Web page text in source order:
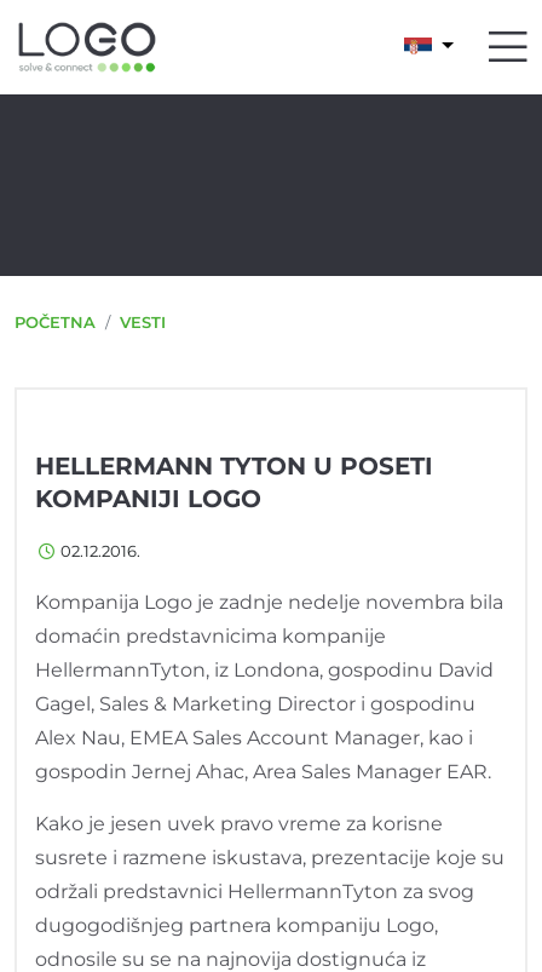
POČETNA VESTI
HELLERMANN TYTON U POSETI
KOMPANIJI LOGO
02.12.2016.
Kompanija Logo je zadnje nedelje novembra bila
domaćin predstavnicima kompanije
HellermannTyton, iz Londona, gospodinu David
Gagel, Sales & Marketing Director i gospodinu
Alex Nau, EMEA Sales Account Manager, kao i
gospodin Jernej Ahac, Area Sales Manager EAR.
Kako je jesen uvek pravo vreme za korisne
susrete i razmene iskustava, prezentacije koje su
održali predstavnici HellermannTyton za svog
dugogodišnjeg partnera kompaniju Logo,
odnosile su se na najnovija dostignuća iz